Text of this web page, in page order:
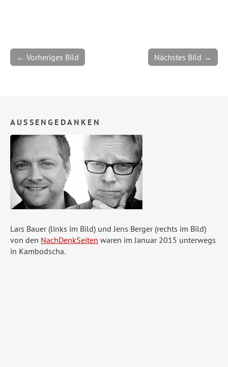
← Vorheriges Bild Nächstes Bild →
AUSSENGEDANKEN
Lars Bauer (links im Bild) und Jens Berger (rechts im Bild)
von den NachDenkSeiten waren im Januar 2015 unterwegs
in Kambodscha.